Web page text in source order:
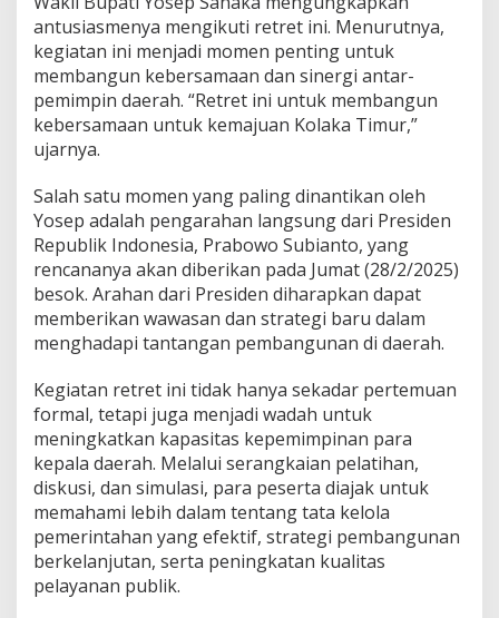
antusiasmenya mengikuti retret ini. Menurutnya,
kegiatan ini menjadi momen penting untuk
membangun kebersamaan dan sinergi antar-
pemimpin daerah. “Retret ini untuk membangun
kebersamaan untuk kemajuan Kolaka Timur,”
ujarnya.
Salah satu momen yang paling dinantikan oleh
Yosep adalah pengarahan langsung dari Presiden
Republik Indonesia, Prabowo Subianto, yang
rencananya akan diberikan pada Jumat (28/2/2025)
besok. Arahan dari Presiden diharapkan dapat
memberikan wawasan dan strategi baru dalam
menghadapi tantangan pembangunan di daerah.
Kegiatan retret ini tidak hanya sekadar pertemuan
formal, tetapi juga menjadi wadah untuk
meningkatkan kapasitas kepemimpinan para
kepala daerah. Melalui serangkaian pelatihan,
diskusi, dan simulasi, para peserta diajak untuk
memahami lebih dalam tentang tata kelola
pemerintahan yang efektif, strategi pembangunan
berkelanjutan, serta peningkatan kualitas
pelayanan publik.